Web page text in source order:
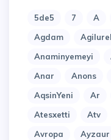
5de5 7 A
Agdam
Anaminyemeyi
Anar
Anons
AqsinYeni
Ar
Atesxetti
Atv
Avropa
Ayzaur